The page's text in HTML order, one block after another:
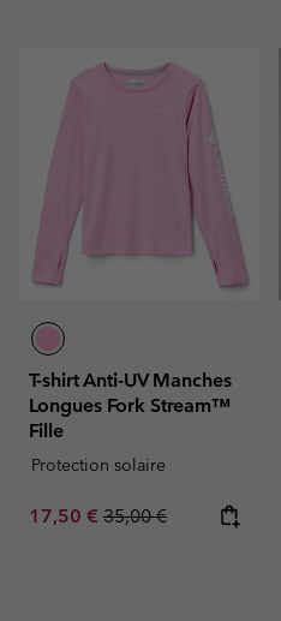
T-shirt Anti-UV Manches
Longues Fork Stream™
Fille
Protection solaire
Sale price:
17,50 € Regular price:
35,00 €